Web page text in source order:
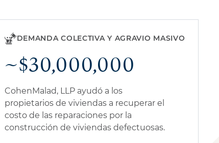
DEMANDA COLECTIVA Y AGRAVIO MASIVO
~$30,000,000
CohenMalad, LLP ayudó a los
propietarios de viviendas a recuperar el
costo de las reparaciones por la
construcción de viviendas defectuosas.